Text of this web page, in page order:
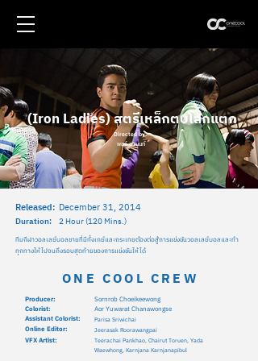
(Iron Ladies) สตรีเหล็กตบโลกแตก
Directed by:
พชร์ อานนท์
Released: December 31, 2014
Duration: 2 Hour (120 Mins.)
ทีมกีฬาวอลเลย์บอลชายที่มีทั้งเกย์และกระเทยต้องต่อสู้การแข่งขันวอลเลย์บอลและทำ
ทุกทางให้ไปจนถึงรอบสุดท้ายของการแข่งขันให้ได้
ONE COOL CREW
Producer:
Colorist:
Assistant Colorist:
Online Editor:
VFX Artist:
Sornrob Choeikeewong
Aor Yuwarat Chanawongse
Parisa Sriwichai
Jeerasak Roorawangpai
Teerachai Pankhao, Chairut Toruen, Yada
Waewhong, Karnjana Karnjanapibul